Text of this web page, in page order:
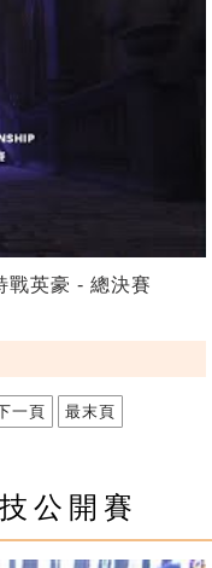
戰英豪 - 總決賽
一頁 最末頁
公開賽